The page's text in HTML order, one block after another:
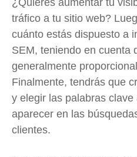
tráfico a tu sitio web?
cuánto estás dispuesto a
SEM, teniendo en cuenta
generalmente
Finalmente, tendrás que
y elegir las palabras clave
aparecer en las
clientes.